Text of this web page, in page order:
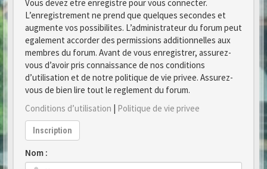
Vous devez etre enregistre pour vous connecter.
L’enregistrement ne prend que quelques secondes et
augmente vos possibilites. L’administrateur du forum peut
egalement accorder des permissions additionnelles aux
membres du forum. Avant de vous enregistrer, assurez-
vous d’avoir pris connaissance de nos conditions
d’utilisation et de notre politique de vie privee. Assurez-
vous de bien lire tout le reglement du forum.
Conditions d’utilisation | Politique de vie privee
Inscription
Nom :